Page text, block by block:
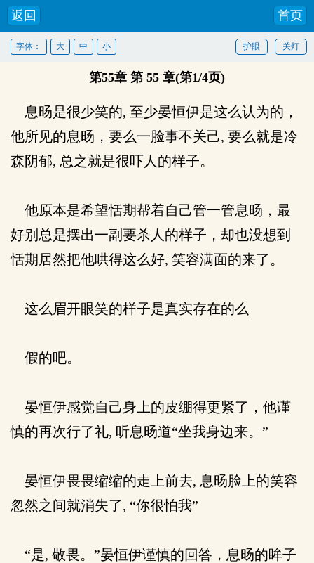
返回 首页
关灯
护眼
字体： 大 中 小
第55章 第 55 章(第1/4页)
息旸是很少笑的, 至少晏恒伊是这么认为的，
他所见的息旸，要么一脸事不关己, 要么就是冷
森阴郁, 总之就是很吓人的样子。
他原本是希望恬期帮着自己管一管息旸，最
好别总是摆出一副要杀人的样子，却也没想到
恬期居然把他哄得这么好, 笑容满面的来了。
这么眉开眼笑的样子是真实存在的么
假的吧。
晏恒伊感觉自己身上的皮绷得更紧了，他谨
慎的再次行了礼, 听息旸道“坐我身边来。”
晏恒伊畏畏缩缩的走上前去, 息旸脸上的笑容
忽然之间就消失了, “你很怕我”
“是, 敬畏。”晏恒伊谨慎的回答，息旸的眸子